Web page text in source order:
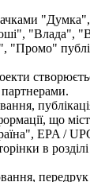
"Влада",
"Промо"
що
EPA /
в
передрук